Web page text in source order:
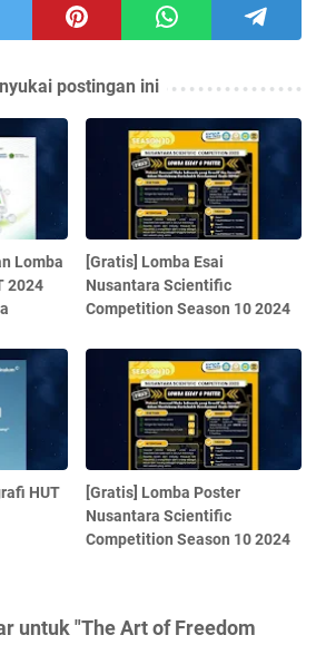
postingan ini
Lomba
2024
[Gratis] Lomba Esai
Nusantara Scientific
Competition Season 10 2024
HUT
[Gratis] Lomba Poster
Nusantara Scientific
Competition Season 10 2024
untuk "The Art of Freedom